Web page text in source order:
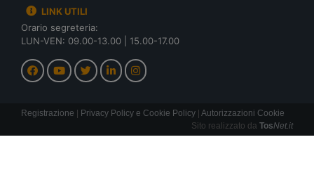
LINK UTILI
Orario segreteria:
LUN-VEN: 09.00-13.00 | 15.00-17.00
Registrazione | Privacy Policy e Cookie Policy | Autorizzazioni Cookie
Sito realizzato da TosNet.it